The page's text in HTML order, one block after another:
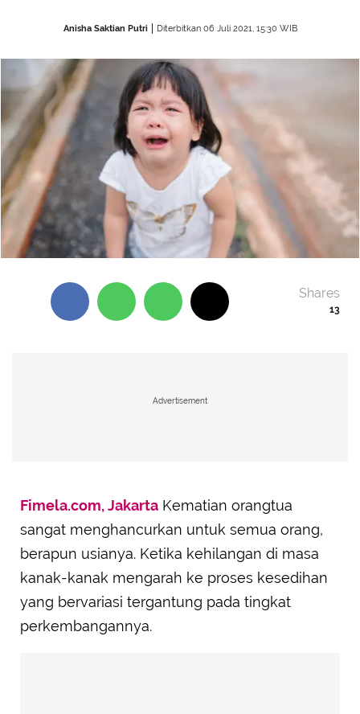
Anisha Saktian Putri Diterbitkan 06 Juli 2021, 15:30 WIB
13
Shares
Advertisement
Fimela.com, Jakarta Kematian orangtua
sangat menghancurkan untuk semua orang,
berapun usianya. Ketika kehilangan di masa
kanak-kanak mengarah ke proses kesedihan
yang bervariasi tergantung pada tingkat
perkembangannya.